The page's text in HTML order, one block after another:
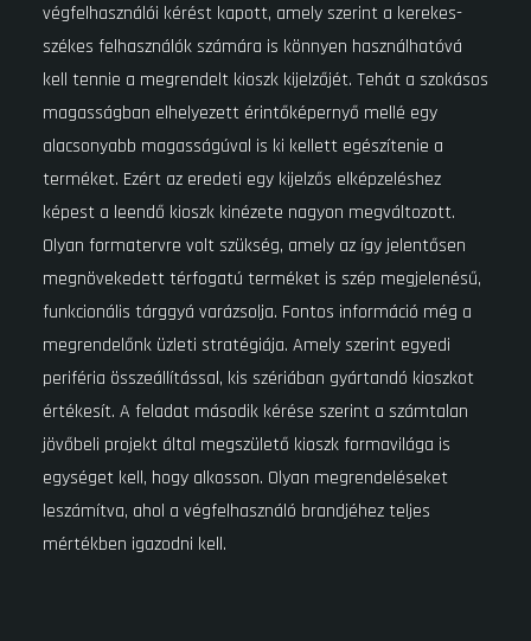
végfelhasználói kérést kapott, amely szerint a kerekes-
székes felhasználók számára is könnyen használhatóvá
kell tennie a megrendelt kioszk kijelzőjét. Tehát a szokásos
magasságban elhelyezett érintőképernyő mellé egy
alacsonyabb magasságúval is ki kellett egészítenie a
terméket. Ezért az eredeti egy kijelzős elképzeléshez
képest a leendő kioszk kinézete nagyon megváltozott.
Olyan formatervre volt szükség, amely az így jelentősen
megnövekedett térfogatú terméket is szép megjelenésű,
funkcionális tárggyá varázsolja. Fontos információ még a
megrendelőnk üzleti stratégiája. Amely szerint egyedi
periféria összeállítással, kis szériában gyártandó kioszkot
értékesít. A feladat második kérése szerint a számtalan
jövőbeli projekt által megszülető kioszk formavilága is
egységet kell, hogy alkosson. Olyan megrendeléseket
leszámítva, ahol a végfelhasználó brandjéhez teljes
mértékben igazodni kell.